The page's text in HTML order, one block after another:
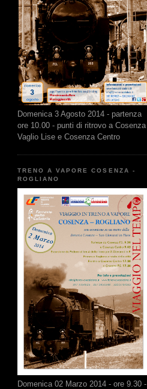
Domenica 3 Agosto 2014 - partenza
ore 10.00 - punti di ritrovo a Cosenza
Vaglio Lise e Cosenza Centro
TRENO A VAPORE COSENZA -
ROGLIANO
Domenica 02 Marzo 2014 - ore 9.30 -